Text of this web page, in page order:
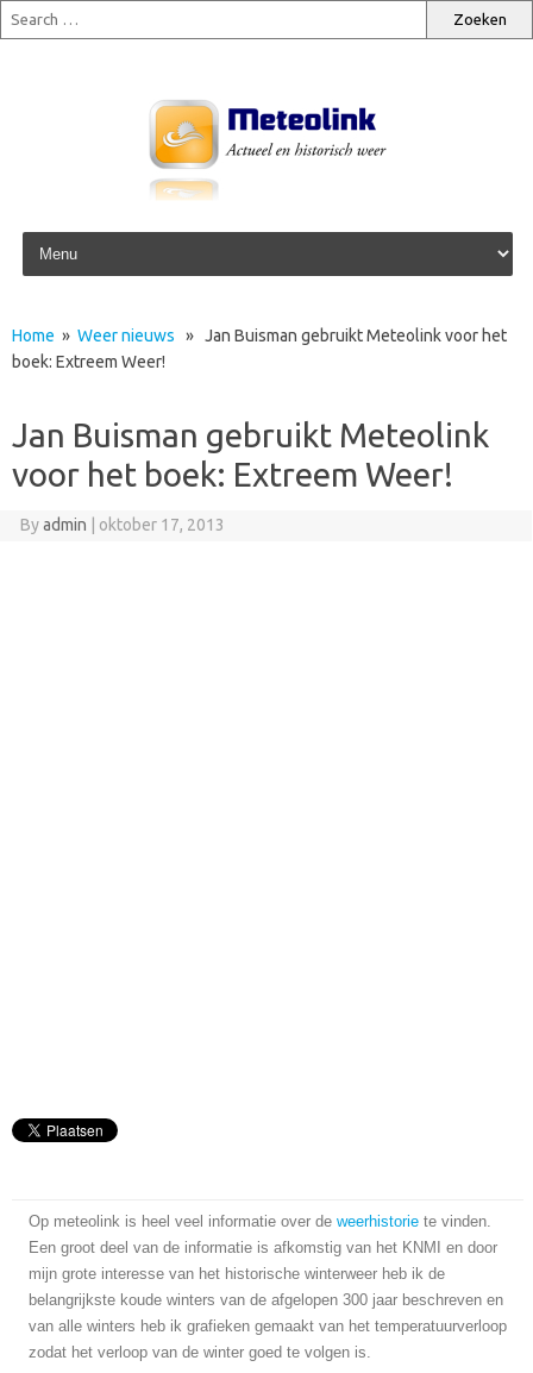
Skip to content
Home » Weer nieuws » Jan Buisman gebruikt Meteolink voor het
boek: Extreem Weer!
Jan Buisman gebruikt Meteolink
voor het boek: Extreem Weer!
Byadmin oktober 17, 2013
Op meteolink is heel veel informatie over de weerhistorie te vinden.
Een groot deel van de informatie is afkomstig van het KNMI en door
mijn grote interesse van het historische winterweer heb ik de
belangrijkste koude winters van de afgelopen 300 jaar beschreven en
van alle winters heb ik grafieken gemaakt van het temperatuurverloop
zodat het verloop van de winter goed te volgen is.